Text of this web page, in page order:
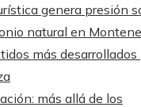
genera presión
natural en
más desarrollados
más allá de los